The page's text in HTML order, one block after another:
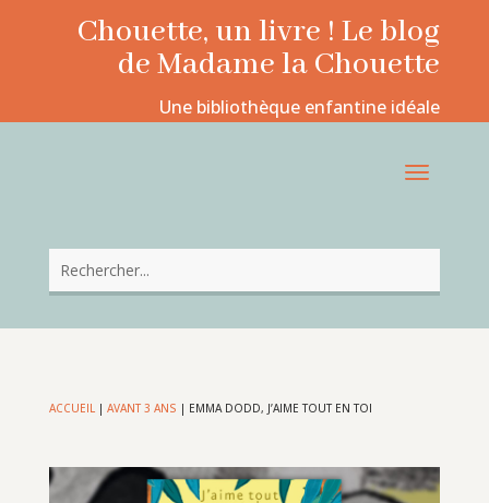
Chouette, un livre ! Le blog
de Madame la Chouette
Une bibliothèque enfantine idéale
ACCUEIL| AVANT 3 ANS | EMMA DODD, J’AIME TOUT EN TOI